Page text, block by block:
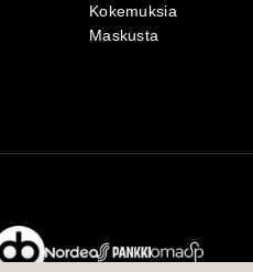
Kokemuksia
Maskusta